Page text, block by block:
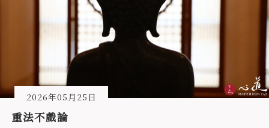
2026年05月25日
重法不戲論